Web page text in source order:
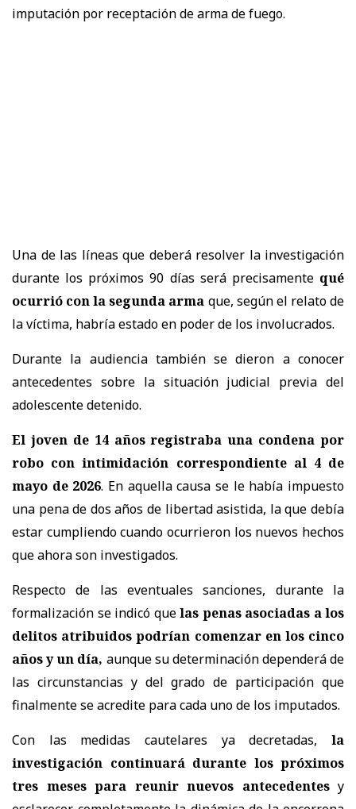
imputación por receptación de arma de fuego.
Una de las líneas que deberá resolver la investigación
durante los próximos 90 días será precisamentequé
ocurrió con la segunda arma que, según el relato de
la víctima, habría estado en poder de los involucrados.
Durante la audiencia también se dieron a conocer
antecedentes sobre la situación judicial previa del
adolescente detenido.
El joven de 14 años registraba una condena por
robo con intimidación correspondiente al 4 de
mayo de 2026. En aquella causa se le había impuesto
una pena de dos años de libertad asistida, la que debía
estar cumpliendo cuando ocurrieron los nuevos hechos
que ahora son investigados.
Respecto de las eventuales sanciones, durante la
formalización se indicó quelas penas asociadas a los
delitos atribuidos podrían comenzar en los cinco
años y un día, aunque su determinación dependerá de
las circunstancias y del grado de participación que
finalmente se acredite para cada uno de los imputados.
Con las medidas cautelares ya decretadas, la
investigación continuará durante los próximos
tres meses para reunir nuevos antecedentesy